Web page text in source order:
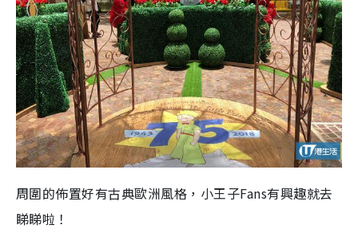
周圍的佈置好有古典歐洲風格，小王子Fans有興趣就去
睇睇啦！